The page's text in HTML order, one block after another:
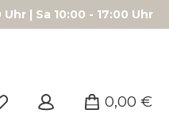
| Sa 10:00 - 17:00 Uhr
0,00 €